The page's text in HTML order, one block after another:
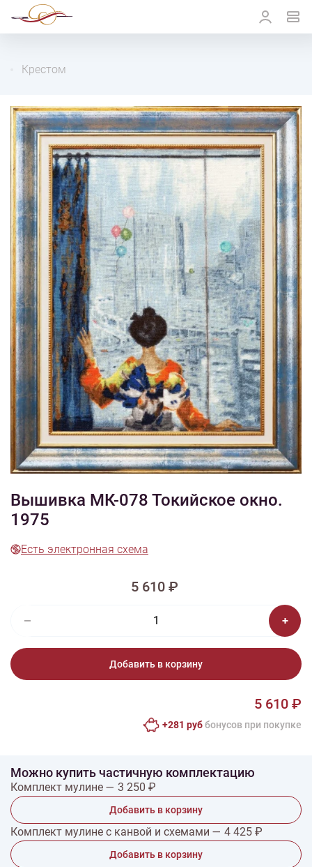
Крестом
1/7
Смотреть видео -
обзор
Смотреть видео -
обзор
Изображения и цвет представленного товара могут незначительно
отличаться от оригинала продукции, взависимости от разрешения и
настроек вашего монитора, а также условий освещения при съемке
Вышивка МК-078 Токийское окно.
1975
Есть электронная схема
5 610 ₽
Добавить в корзину
5 610 ₽
+281 руббонусов при покупке
Можно купить частичную комплектацию
Комплект мулине — 3 250 ₽
Добавить в корзину
Комплект мулине с канвой и схемами — 4 425 ₽
Добавить в корзину